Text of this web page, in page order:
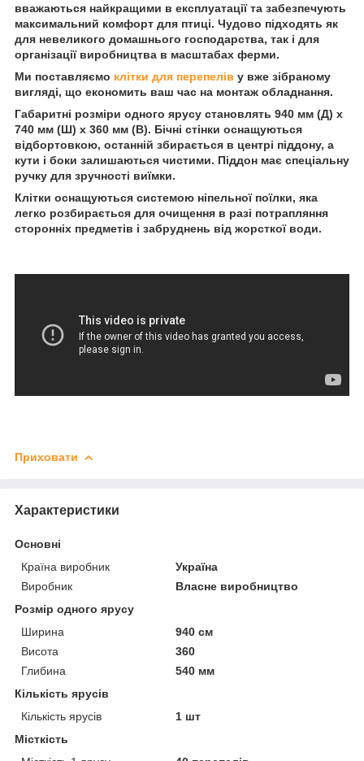
вважаються найкращими в експлуатації та забезпечують
максимальний комфорт для птиці. Чудово підходять як
для невеликого домашнього господарства, так і для
організації виробництва в масштабах ферми.
Ми поставляємо клітки для перепелів у вже зібраному
вигляді, що економить ваш час на монтаж обладнання.
Габаритні розміри одного ярусу становлять 940 мм (Д) х
740 мм (Ш) х 360 мм (В). Бічні стінки оснащуються
відбортовкою, останній збирається в центрі піддону, а
кути і боки залишаються чистими. Піддон має спеціальну
ручку для зручності виїмки.
Клітки оснащуються системою ніпельної поїлки, яка
легко розбирається для очищення в разі потрапляння
сторонніх предметів і забруднень від жорсткої води.
Приховати
Характеристики
Основні
Країна виробник
Україна
Виробник
Власне виробництво
Розмір одного ярусу
Ширина
940 см
Висота
360
Глибина
540 мм
Кількість ярусів
Кількість ярусів
1 шт
Місткість